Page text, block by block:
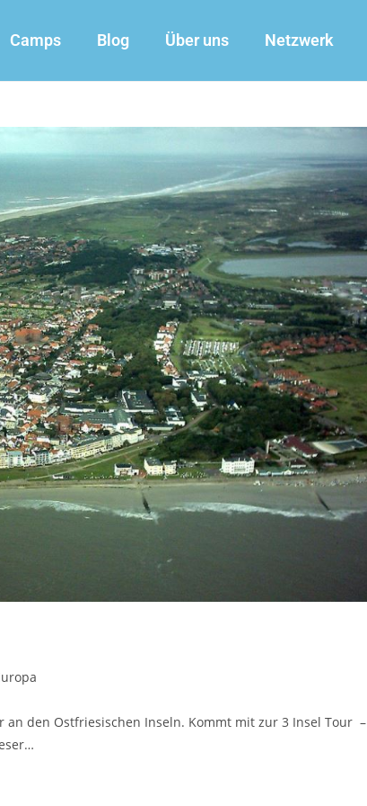
Camps Blog Über uns Netzwerk
an den Ostfriesischen Inseln. Kommt mit zur 3 Insel Tour –